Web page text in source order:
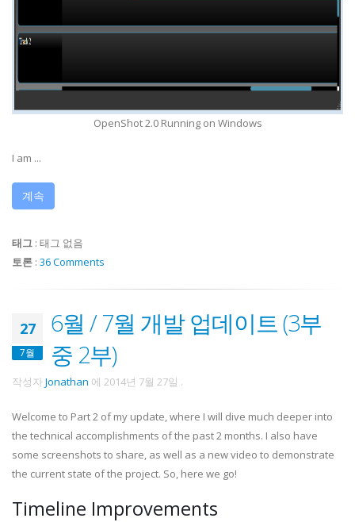
OpenShot 2.0 Running on Windows
I am ...
계속
태그 : 태그 없음
토론 : 36 Comments
27
7월
6월 / 7월 개발 업데이트 (3부
중 2부)
작성자Jonathan 에 2014년 7월 27일 .
Welcome to Part 2 of my update, where I will dive much deeper into
the technical accomplishments of the past 2 months. I also have
some screenshots to share, as well as a new video to demonstrate
the current state of the project. So, here we go!
Timeline Improvements